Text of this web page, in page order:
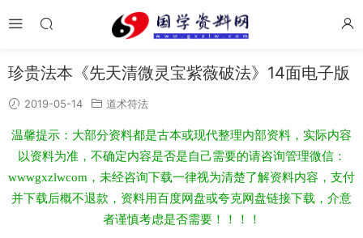
珍贵法本《先天清微灵宝紫薇破法》14面电子版
2019-05-14 道术符法
温馨提示：大部分资料都是古本或现代整理内部资料，实际内容
以资料为准，不确定内容是否是自己需要的请咨询管理微信：
wwwgxzlwcom，未经咨询下载一律视为清楚了解资料内容，支付
并下载后概不退款，资料用百度网盘或夸克网盘链接下载，介意
者谨慎考虑是否需要！！！！